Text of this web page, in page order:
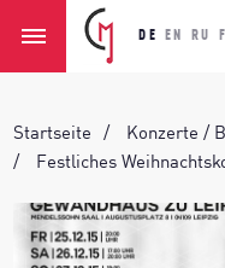
DE EN RU
Startseite
Konzerte /
Festliches